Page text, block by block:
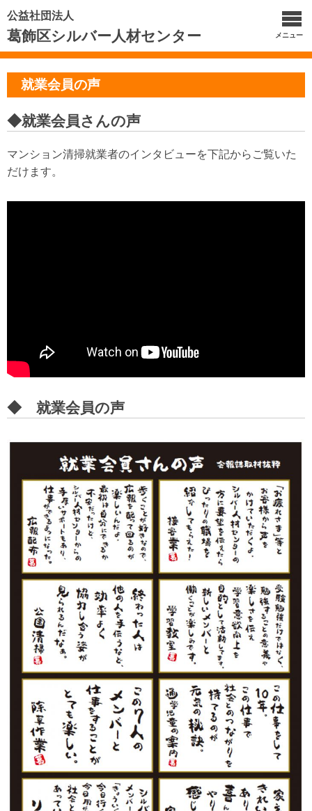
公益社団法人
葛飾区シルバー人材センター メニュー
就業会員の声
◆就業会員さんの声
マンション清掃就業者のインタビューを下記からご覧いた
だけます。
◆ 就業会員の声